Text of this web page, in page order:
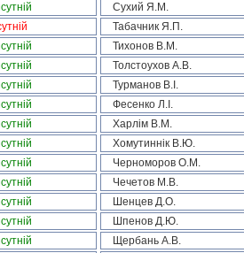
Сухий Я.М.
Табачник Я.П.
Тихонов В.М.
Толстоухов А.В.
Турманов В.І.
Фесенко Л.І.
Харлім В.М.
Хомутиннік В.Ю.
Черноморов О.М.
Чечетов М.В.
Шенцев Д.О.
Шпенов Д.Ю.
Щербань А.В.